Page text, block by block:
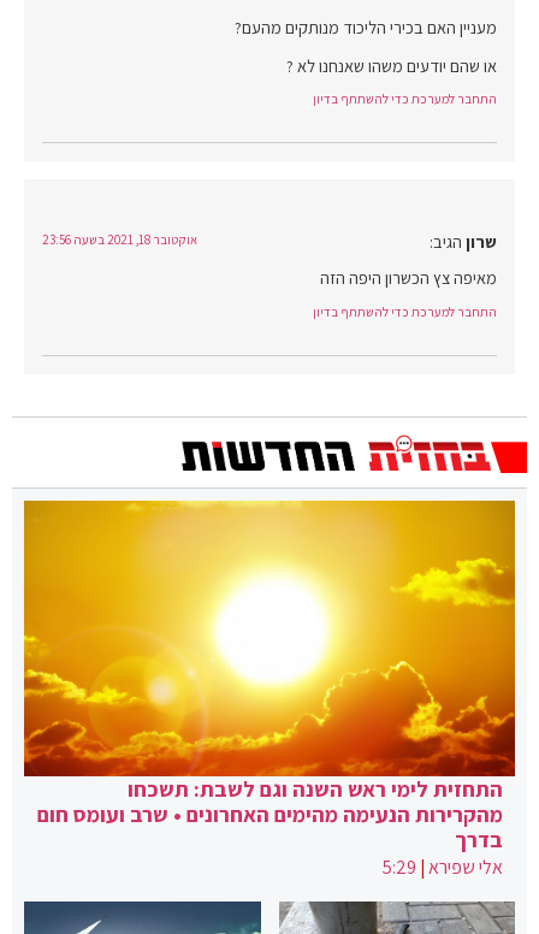
מעניין האם בכירי הליכוד מנותקים מהעם?
או שהם יודעים משהו שאנחנו לא ?
התחבר למערכת כדי להשתתף בדיון
שרון הגיב: אוקטובר 18, 2021 בשעה 23:56
מאיפה צץ הכשרון היפה הזה
התחבר למערכת כדי להשתתף בדיון
התחזית לימי ראש השנה וגם לשבת: תשכחו
מהקרירות הנעימה מהימים האחרונים • שרב ועומס חום
בדרך
אלי שפירא|
5:29